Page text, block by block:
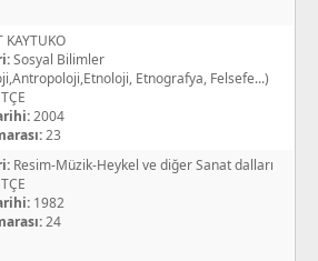
KAYTUKO
Sosyal Bilimler
Etnografya, Felsefe...)
2004
23
Resim-Müzik-Heykel ve diğer Sanat dalları
1982
24